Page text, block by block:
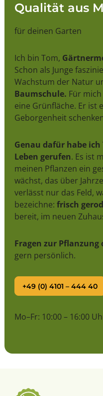
Qualität aus
für deinen Garten
Ich bin Tom,
Schon als Junge
Wachstum der Natur
Baumschule. Für
eine Grünfläche. Er ist
Geborgenheit
Genau dafür habe
Leben gerufen. Es ist
meinen Pflanzen ein
wächst, das über
verlässt nur das Feld,
bezeichne: frisch
bereit, im neuen
Fragen zur Pflanzung
gern persönlich.
+49 (0) 4101 – 444 40
Mo–Fr: 10:00 – 16:00